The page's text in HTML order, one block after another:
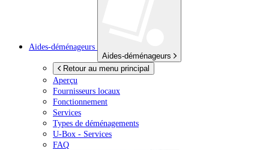
Aides-déménageurs
Aides-déménageurs
Retour au menu principal
Aperçu
Fournisseurs locaux
Fonctionnement
Services
Types de déménagements
U-Box - Services
FAQ